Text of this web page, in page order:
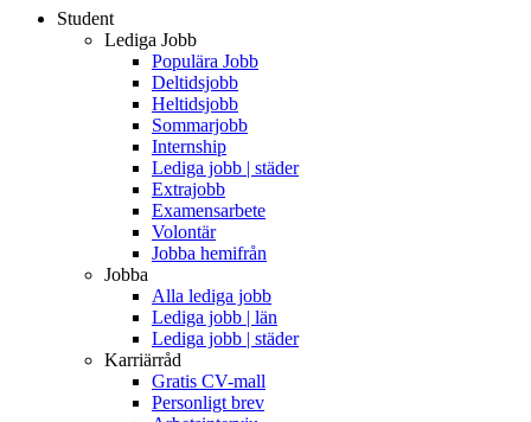
Student
Lediga Jobb
Populära Jobb
Deltidsjobb
Heltidsjobb
Sommarjobb
Internship
Lediga jobb | städer
Extrajobb
Examensarbete
Volontär
Jobba hemifrån
Jobba
Alla lediga jobb
Lediga jobb | län
Lediga jobb | städer
Karriärråd
Gratis CV-mall
Personligt brev